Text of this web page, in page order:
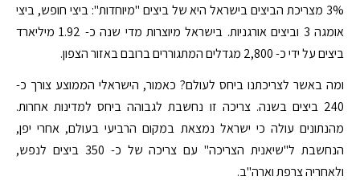
3% מצריכת הביצים בישראל היא של ביצים "מיוחדות": ביצי חופש, ביצי
אומגה 3 וביצים אורגניות. בישראל מיוצרות מדי שנה כ- 1.92 מיליארד
ביצים על ידי כ- 2,800 מגדלים המתגוררים ברובם באזור הצפון.
ומה באשר לצריכתנו ביחס לעולם? כאמור, הישראלי הממוצע צורך כ-
240 ביצים בשנה. צריכה זו נחשבת לגבוהה ביחס למדינות אחרות.
מהנתונים עולה כי ישראל נמצאת במקום הרביעי בעולם, אחרי יפן,
הנחשבת ל"שיאנית הצריכה" עם צריכה של כ- 350 ביצים לנפש,
ולאחריה צרפת וארה"ב.